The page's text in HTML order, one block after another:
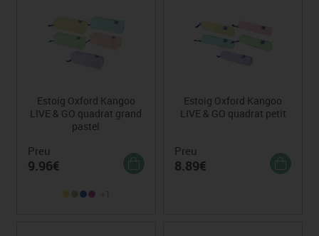
Estoig Oxford Kangoo
LIVE & GO quadrat grand
pastel
Preu
9.96€
Estoig Oxford Kangoo
LIVE & GO quadrat petit
Preu
8.89€